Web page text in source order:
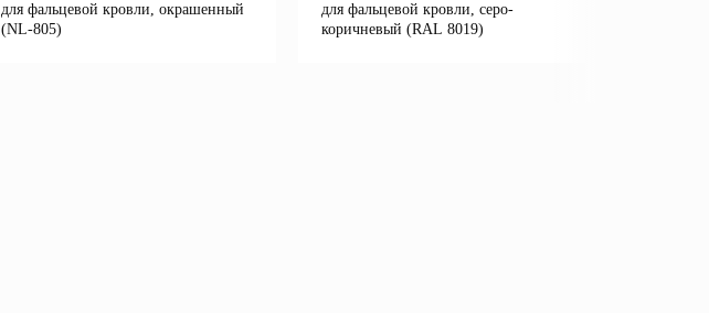
для фальцевой кровли, окрашенный
(NL-805)
для фальцевой кровли, серо-
коричневый (RAL 8019)